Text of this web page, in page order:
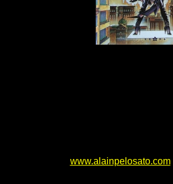
www.alainpelosato.com